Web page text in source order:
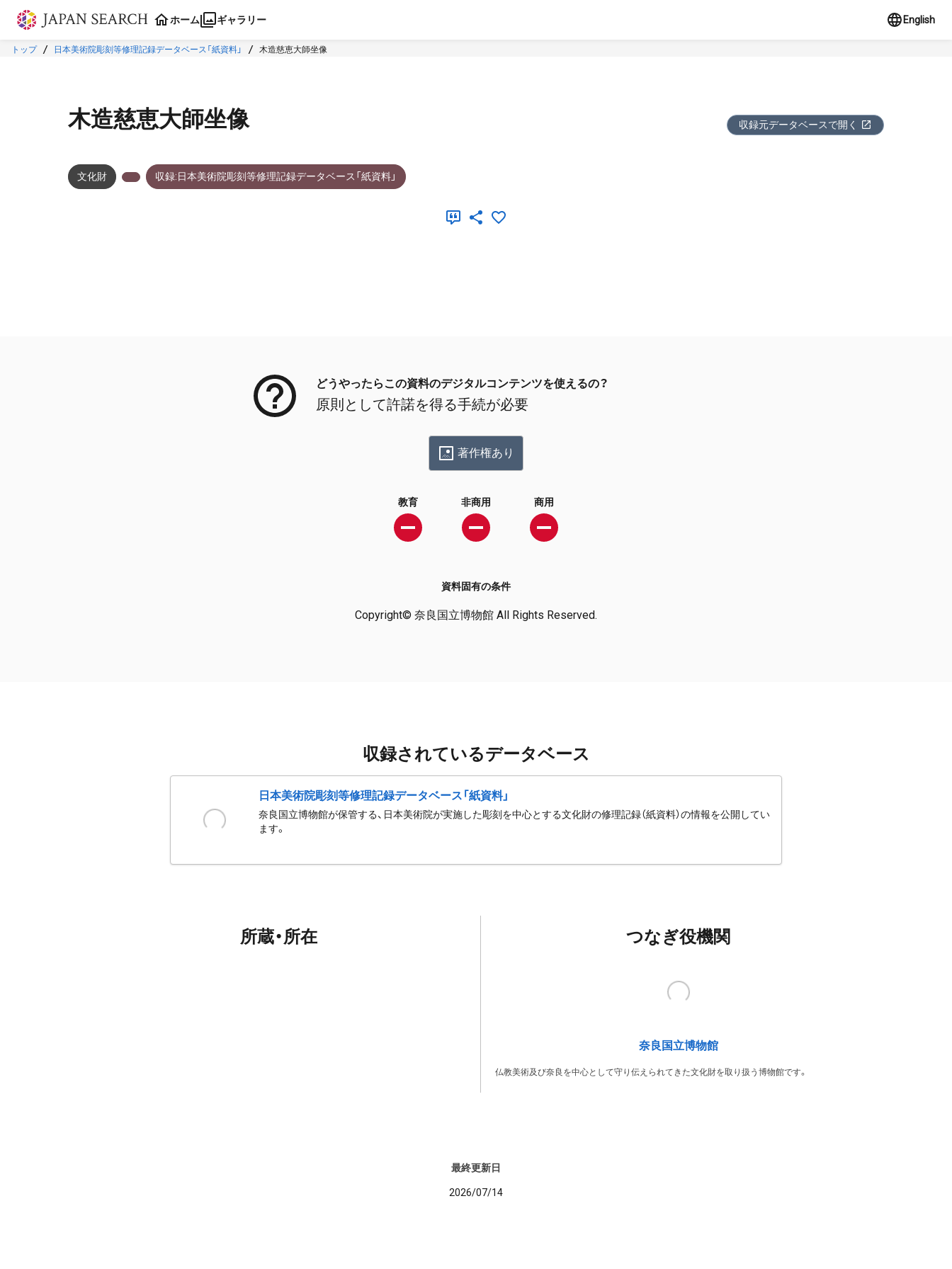
本文に飛ぶ
ホーム ギャラリー English
トップ 日本美術院彫刻等修理記録データベース「紙資料」 木造慈恵大師坐像
木造慈恵大師坐像 収録元データベースで開く
文化財 収録:日本美術院彫刻等修理記録データベース「紙資料」
どうやったらこの資料のデジタルコンテンツを使えるの？
原則として許諾を得る手続が必要
著作権あり
教育 非商用 商用
資料固有の条件
Copyright© 奈良国立博物館 All Rights Reserved.
収録されているデータベース
日本美術院彫刻等修理記録データベース「紙資料」
奈良国立博物館が保管する、日本美術院が実施した彫刻を中心とする文化財の修理記録（紙資料）の情報を公開してい
ます。
所蔵・所在 つなぎ役機関
奈良国立博物館
仏教美術及び奈良を中心として守り伝えられてきた文化財を取り扱う博物館です。
最終更新日
2026/07/14